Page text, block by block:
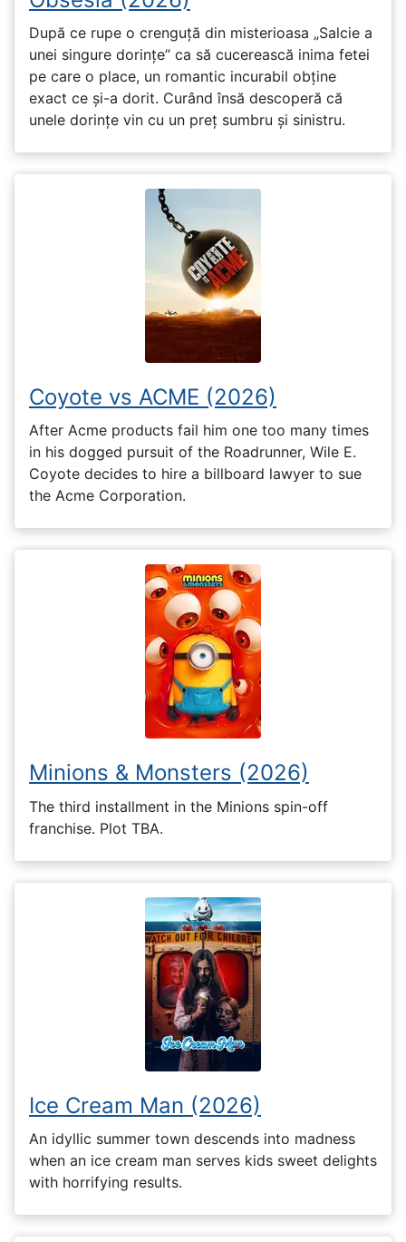
După ce rupe o crenguță din misterioasa „Salcie a
unei singure dorințe” ca să cucerească inima fetei
pe care o place, un romantic incurabil obține
exact ce și-a dorit. Curând însă descoperă că
unele dorințe vin cu un preț sumbru și sinistru.
Coyote vs ACME (2026)
After Acme products fail him one too many times
in his dogged pursuit of the Roadrunner, Wile E.
Coyote decides to hire a billboard lawyer to sue
the Acme Corporation.
Minions & Monsters (2026)
The third installment in the Minions spin-off
franchise. Plot TBA.
Ice Cream Man (2026)
An idyllic summer town descends into madness
when an ice cream man serves kids sweet delights
with horrifying results.